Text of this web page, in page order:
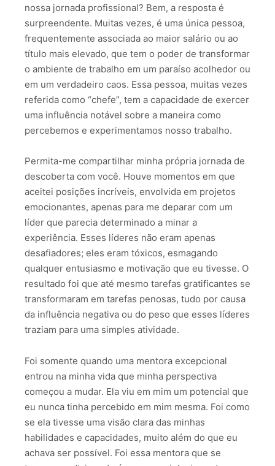
nossa jornada profissional? Bem, a resposta é
surpreendente. Muitas vezes, é uma única pessoa,
frequentemente associada ao maior salário ou ao
título mais elevado, que tem o poder de transformar
o ambiente de trabalho em um paraíso acolhedor ou
em um verdadeiro caos. Essa pessoa, muitas vezes
referida como “chefe”, tem a capacidade de exercer
uma influência notável sobre a maneira como
percebemos e experimentamos nosso trabalho.
Permita-me compartilhar minha própria jornada de
descoberta com você. Houve momentos em que
aceitei posições incríveis, envolvida em projetos
emocionantes, apenas para me deparar com um
líder que parecia determinado a minar a
experiência. Esses líderes não eram apenas
desafiadores; eles eram tóxicos, esmagando
qualquer entusiasmo e motivação que eu tivesse. O
resultado foi que até mesmo tarefas gratificantes se
transformaram em tarefas penosas, tudo por causa
da influência negativa ou do peso que esses líderes
traziam para uma simples atividade.
Foi somente quando uma mentora excepcional
entrou na minha vida que minha perspectiva
começou a mudar. Ela viu em mim um potencial que
eu nunca tinha percebido em mim mesma. Foi como
se ela tivesse uma visão clara das minhas
habilidades e capacidades, muito além do que eu
achava ser possível. Foi essa mentora que se